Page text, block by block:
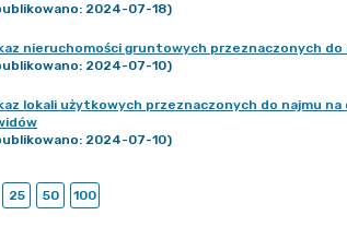
2024-07-18)
nieruchomości gruntowych przeznaczonych
2024-07-10)
lokali użytkowych przeznaczonych do najmu
2024-07-10)
25 50 100